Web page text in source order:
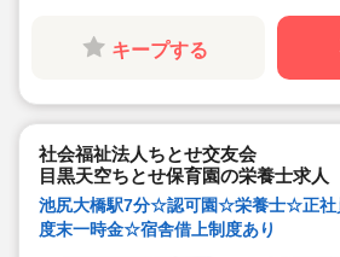
100％取得可。介護休暇も取得
◇退職金制度や積立金・退職共
る制度も導入されています。
◇子どもたちの考えや、それぞ
◇スタッフが自然とお互いに助
研修で教えるだけでなく、先
ォローします♪
キープする
社会福祉法人ちとせ交友会
目黒天空ちとせ保育園の栄養士求人
池尻大橋駅7分☆認可園☆栄養士☆正
度末一時金☆宿舎借上制度あり